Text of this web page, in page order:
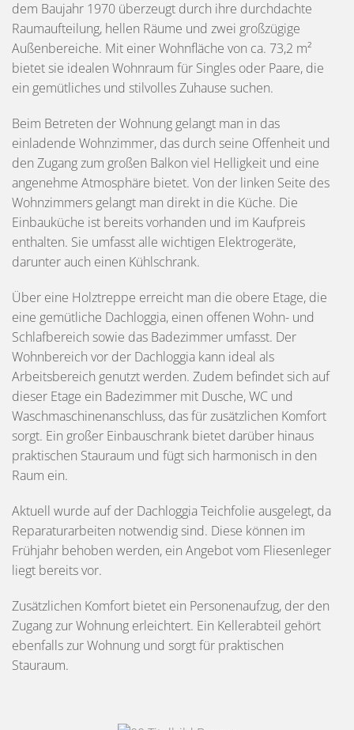
dem Baujahr 1970 überzeugt durch ihre durchdachte
Raumaufteilung, hellen Räume und zwei großzügige
Außenbereiche. Mit einer Wohnfläche von ca. 73,2 m²
bietet sie idealen Wohnraum für Singles oder Paare, die
ein gemütliches und stilvolles Zuhause suchen.
Beim Betreten der Wohnung gelangt man in das
einladende Wohnzimmer, das durch seine Offenheit und
den Zugang zum großen Balkon viel Helligkeit und eine
angenehme Atmosphäre bietet. Von der linken Seite des
Wohnzimmers gelangt man direkt in die Küche. Die
Einbauküche ist bereits vorhanden und im Kaufpreis
enthalten. Sie umfasst alle wichtigen Elektrogeräte,
darunter auch einen Kühlschrank.
Über eine Holztreppe erreicht man die obere Etage, die
eine gemütliche Dachloggia, einen offenen Wohn- und
Schlafbereich sowie das Badezimmer umfasst. Der
Wohnbereich vor der Dachloggia kann ideal als
Arbeitsbereich genutzt werden. Zudem befindet sich auf
dieser Etage ein Badezimmer mit Dusche, WC und
Waschmaschinenanschluss, das für zusätzlichen Komfort
sorgt. Ein großer Einbauschrank bietet darüber hinaus
praktischen Stauraum und fügt sich harmonisch in den
Raum ein.
Aktuell wurde auf der Dachloggia Teichfolie ausgelegt, da
Reparaturarbeiten notwendig sind. Diese können im
Frühjahr behoben werden, ein Angebot vom Fliesenleger
liegt bereits vor.
Zusätzlichen Komfort bietet ein Personenaufzug, der den
Zugang zur Wohnung erleichtert. Ein Kellerabteil gehört
ebenfalls zur Wohnung und sorgt für praktischen
Stauraum.